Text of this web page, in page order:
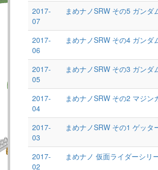
2017-
07
まめナノSRW その5 ガンダ
2017-
06
まめナノSRW その4 ガンダ
2017-
05
まめナノSRW その3 ガンダ
2017-
04
まめナノSRW その2 マジン
2017-
03
まめナノSRW その1 ゲッタ
2017-
02
まめナノ 仮面ライダーシリ